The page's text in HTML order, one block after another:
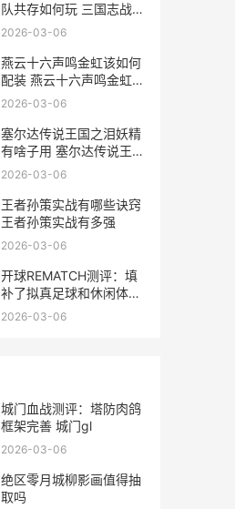
队共存如何玩 三国志战略
版周瑜陆逊程普
2026-03-06
燕云十六声鸣金虹该如何
配装 燕云十六声鸣金虹心
法搭配
2026-03-06
塞尔达传说王国之泪妖精
有啥子用 塞尔达传说王国
之泪依盖队套装怎么获得
2026-03-06
王者孙策实战有哪些诀窍
王者孙策实战有多强
2026-03-06
开球REMATCH测评：填
补了拟真足球和休闲体育
之间的空白 开球怎么开
2026-03-06
城门血战测评：塔防肉鸽
框架完善 城门gl
2026-03-06
绝区零月城柳影画值得抽
取吗